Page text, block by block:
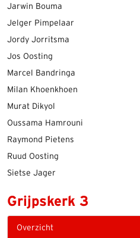
Jarwin Bouma
Jelger Pimpelaar
Jordy Jorritsma
Jos Oosting
Marcel Bandringa
Milan Khoenkhoen
Murat Dikyol
Oussama Hamrouni
Raymond Pietens
Ruud Oosting
Sietse Jager
Grijpskerk 3
Overzicht